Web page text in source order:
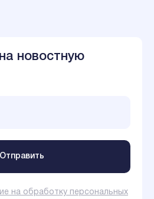
новостную
на обработку персональных